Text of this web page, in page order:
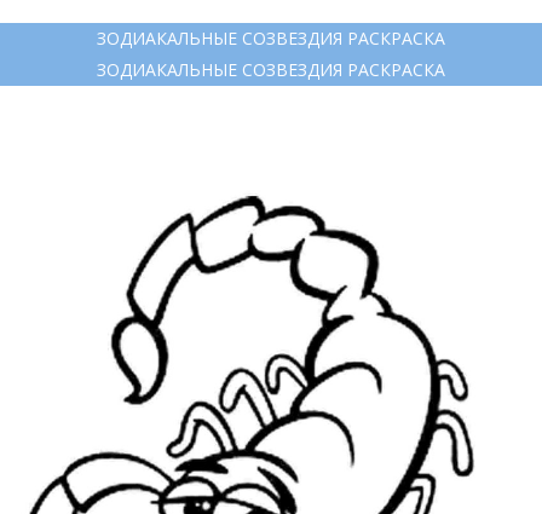
ЗОДИАКАЛЬНЫЕ СОЗВЕЗДИЯ РАСКРАСКА
ЗОДИАКАЛЬНЫЕ СОЗВЕЗДИЯ РАСКРАСКА